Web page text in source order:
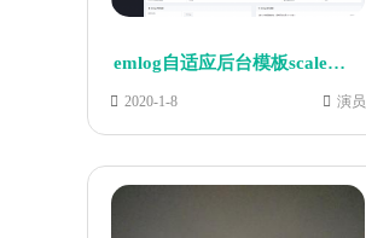
emlog自适应后台模板scale更新版
2020-1-8 演员